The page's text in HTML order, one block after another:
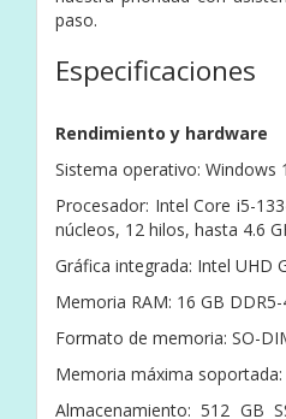
paso.
Especificaciones
Rendimiento y hardware
Sistema operativo: Windows
Procesador: Intel Core i5-
núcleos, 12 hilos, hasta 4.6
Gráfica integrada: Intel UHD
Memoria RAM: 16 GB
Formato de memoria: SO-
Memoria máxima soportada:
Almacenamiento: 512 GB